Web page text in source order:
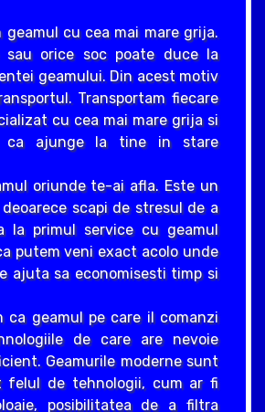
geamul cu cea mai mare grija.
sau orice soc poate duce la
geamului. Din acest motiv
Transportam fiecare
cu cea mai mare grija si
ca ajunge la tine in stare
oriunde te-ai afla. Este un
scapi de stresul de a
la primul service cu geamul
putem veni exact acolo unde
ajuta sa economisesti timp si
ca geamul pe care il comanzi
de care are nevoie
Geamurile moderne sunt
de tehnologii, cum ar fi
posibilitatea de a filtra